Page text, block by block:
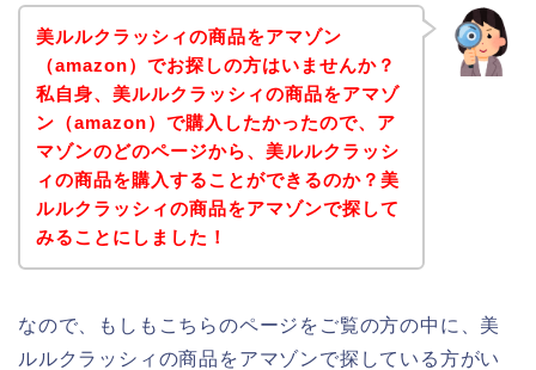
美ルルクラッシィの商品をアマゾン
（amazon）でお探しの方はいませんか？
私自身、美ルルクラッシィの商品をアマゾ
ン（amazon）で購入したかったので、ア
マゾンのどのページから、美ルルクラッシ
ィの商品を購入することができるのか？美
ルルクラッシィの商品をアマゾンで探して
みることにしました！
なので、もしもこちらのページをご覧の方の中に、美
ルルクラッシィの商品をアマゾンで探している方がい